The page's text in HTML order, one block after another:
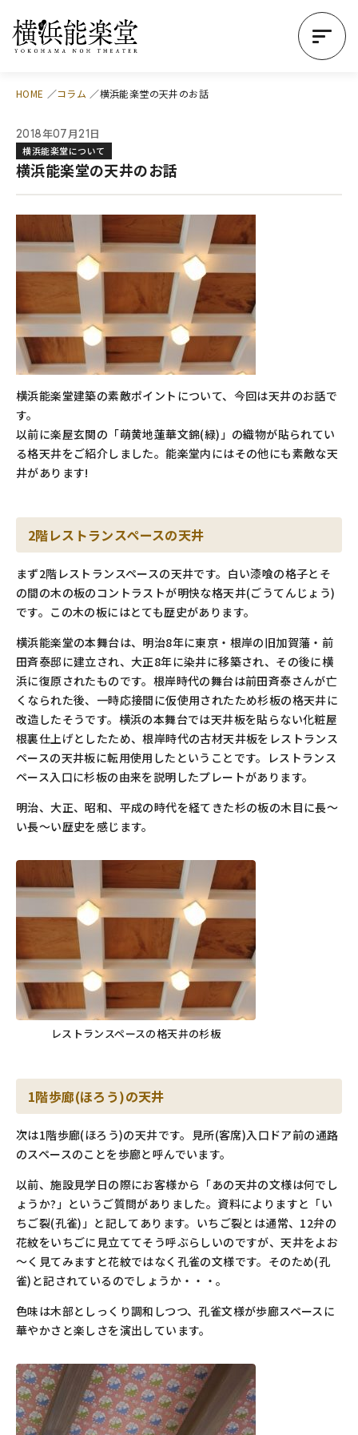
HOME コラム 横浜能楽堂の天井のお話
2018年07月21日
横浜能楽堂について
横浜能楽堂の天井のお話
横浜能楽堂建築の素敵ポイントについて、今回は天井のお話で
す。
以前に楽屋玄関の「萌黄地蓮華文錦(緑)」の織物が貼られてい
る格天井をご紹介しました。能楽堂内にはその他にも素敵な天
井があります!
2階レストランスペースの天井
まず2階レストランスペースの天井です。白い漆喰の格子とそ
の間の木の板のコントラストが明快な格天井(ごうてんじょう)
です。この木の板にはとても歴史があります。
横浜能楽堂の本舞台は、明治8年に東京・根岸の旧加賀藩・前
田斉泰邸に建立され、大正8年に染井に移築され、その後に横
浜に復原されたものです。根岸時代の舞台は前田斉泰さんが亡
くなられた後、一時応接間に仮使用されたため杉板の格天井に
改造したそうです。横浜の本舞台では天井板を貼らない化粧屋
根裏仕上げとしたため、根岸時代の古材天井板をレストランス
ペースの天井板に転用使用したということです。レストランス
ペース入口に杉板の由来を説明したプレートがあります。
明治、大正、昭和、平成の時代を経てきた杉の板の木目に長～
い長～い歴史を感じます。
レストランスペースの格天井の杉板
1階歩廊(ほろう)の天井
次は1階歩廊(ほろう)の天井です。見所(客席)入口ドア前の通路
のスペースのことを歩廊と呼んでいます。
以前、施設見学日の際にお客様から「あの天井の文様は何でし
ょうか?」というご質問がありました。資料によりますと「い
ちご裂(孔雀)」と記してあります。いちご裂とは通常、12弁の
花紋をいちごに見立ててそう呼ぶらしいのですが、天井をよお
～く見てみますと花紋ではなく孔雀の文様です。そのため(孔
雀)と記されているのでしょうか・・・。
色味は木部としっくり調和しつつ、孔雀文様が歩廊スペースに
華やかさと楽しさを演出しています。